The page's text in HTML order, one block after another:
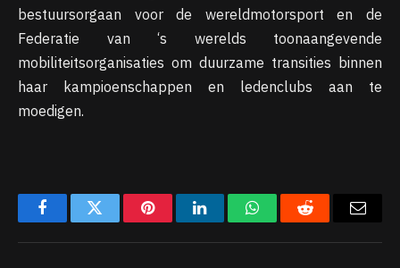
bestuursorgaan voor de wereldmotorsport en de
Federatie van ‘s werelds toonaangevende
mobiliteitsorganisaties om duurzame transities binnen
haar kampioenschappen en ledenclubs aan te
moedigen.
FacebookTwitter PinterestLinkedInWhatsAppReddit